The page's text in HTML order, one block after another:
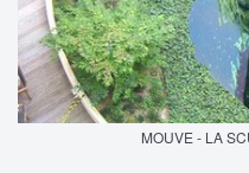
MOUVE - LA